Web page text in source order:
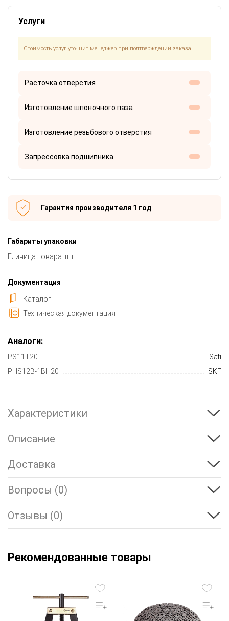
Услуги
Стоимость услуг уточнит менеджер при подтверждении заказа
Расточка отверстия
Изготовление шпоночного паза
Изготовление резьбового отверстия
Запрессовка подшипника
Гарантия производителя 1 год
Габариты упаковки
Единица товара: шт
Документация
Каталог
Техническая документация
Аналоги:
PS11T20
Sati
PHS12B-1BH20
SKF
Характеристики
Описание
Доставка
Вопросы (0)
Отзывы (0)
Рекомендованные товары